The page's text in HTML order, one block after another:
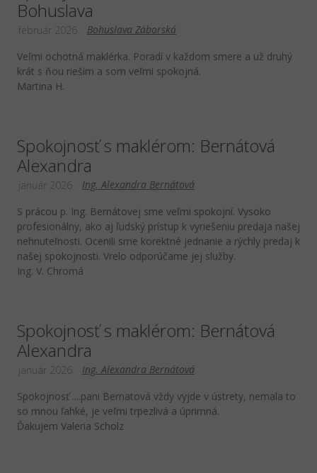
Bohuslava
Bohuslava Záborská
február 2026
Veľmi ochotná maklérka. Poradí v každom smere a už druhý
krát s ňou riešim a som veľmi spokojná.
Martina H.
Spokojnosť s maklérom: Bernátová
Alexandra
Ing. Alexandra Bernátová
január 2026
S prácou p. Ing. Bernátovej sme veľmi spokojní. Vysoko
profesionálny, ako aj ľudský prístup k vyriešeniu predaja našej
nehnuteľnosti. Ocenili sme korektné jednanie a rýchly predaj k
našej spokojnosti. Vrelo odporúčame jej služby.
Ing. V. Chromá
Spokojnosť s maklérom: Bernátová
Alexandra
Ing. Alexandra Bernátová
január 2026
Spokojnosť ....pani Bernatová vždy vyjde v ústrety, nemala to
so mnou ľahké, je veľmi trpezlivá a úprimná.
Ďakujem Valeria Scholz